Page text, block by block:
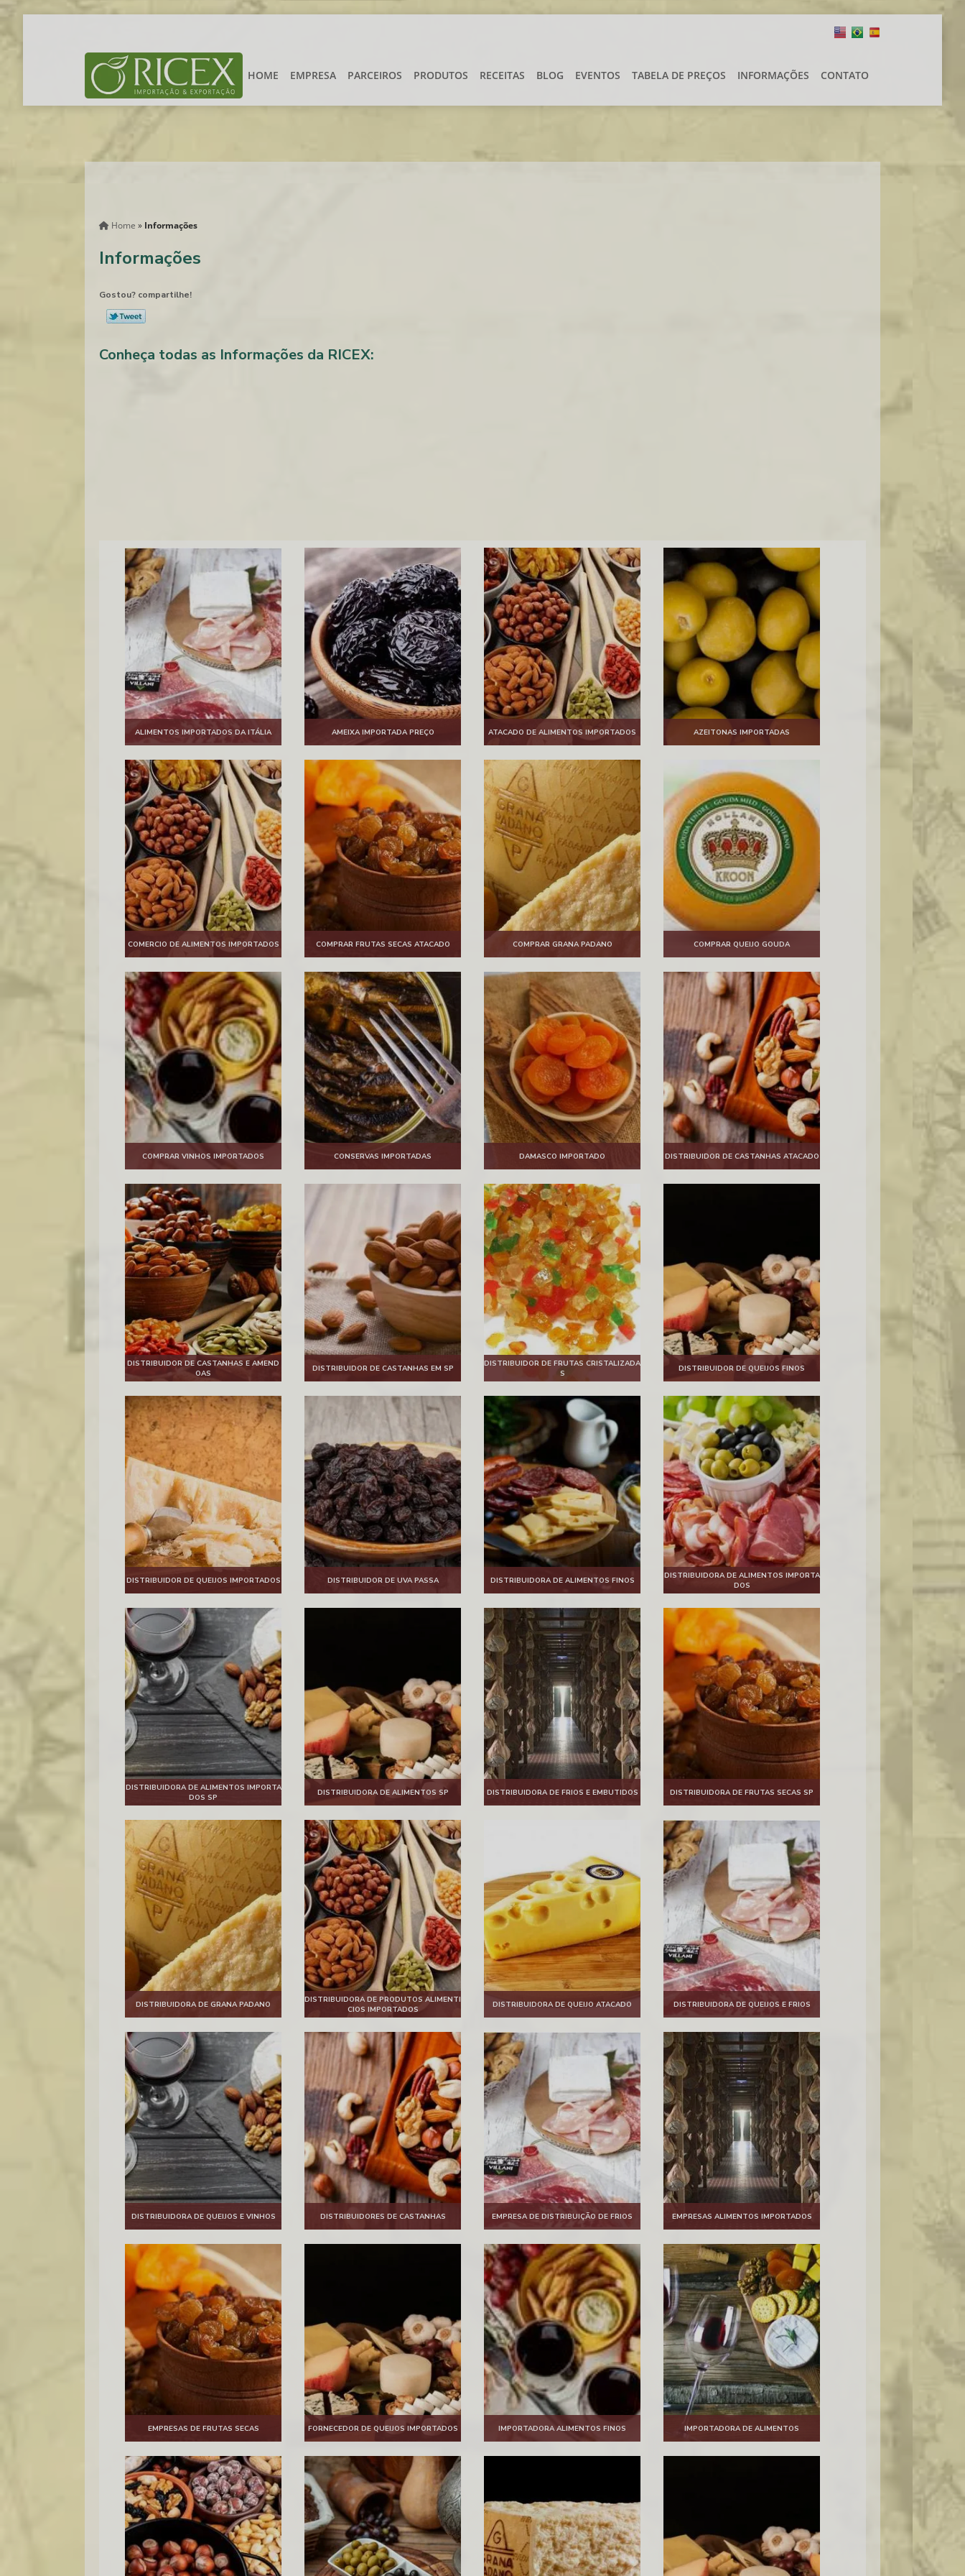
HOME EMPRESA PARCEIROS PRODUTOS RECEITAS BLOG EVENTOS TABELA DE PREÇOS INFORMAÇÕES CONTATO
Home » Informações
Informações
Gostou? compartilhe!
Conheça todas as Informações da RICEX:
ALIMENTOS IMPORTADOS DA ITÁLIA AMEIXA IMPORTADA PREÇO ATACADO DE ALIMENTOS IMPORTADOS AZEITONAS IMPORTADAS
COMERCIO DE ALIMENTOS IMPORTADOS COMPRAR FRUTAS SECAS ATACADO COMPRAR GRANA PADANO COMPRAR QUEIJO GOUDA
COMPRAR VINHOS IMPORTADOS CONSERVAS IMPORTADAS DAMASCO IMPORTADO DISTRIBUIDOR DE CASTANHAS ATACADO
DISTRIBUIDOR DE CASTANHAS E AMEND
OAS
DISTRIBUIDOR DE CASTANHAS EM SP
DISTRIBUIDOR DE FRUTAS CRISTALIZADA
S
DISTRIBUIDOR DE QUEIJOS FINOS
DISTRIBUIDOR DE QUEIJOS IMPORTADOS DISTRIBUIDOR DE UVA PASSA DISTRIBUIDORA DE ALIMENTOS FINOS
DISTRIBUIDORA DE ALIMENTOS IMPORTA
DOS
DISTRIBUIDORA DE ALIMENTOS IMPORTA
DOS SP
DISTRIBUIDORA DE ALIMENTOS SP DISTRIBUIDORA DE FRIOS E EMBUTIDOS DISTRIBUIDORA DE FRUTAS SECAS SP
DISTRIBUIDORA DE GRANA PADANO
DISTRIBUIDORA DE PRODUTOS ALIMENTI
CIOS IMPORTADOS
DISTRIBUIDORA DE QUEIJO ATACADO DISTRIBUIDORA DE QUEIJOS E FRIOS
DISTRIBUIDORA DE QUEIJOS E VINHOS DISTRIBUIDORES DE CASTANHAS EMPRESA DE DISTRIBUIÇÃO DE FRIOS EMPRESAS ALIMENTOS IMPORTADOS
EMPRESAS DE FRUTAS SECAS FORNECEDOR DE QUEIJOS IMPORTADOS IMPORTADORA ALIMENTOS FINOS IMPORTADORA DE ALIMENTOS